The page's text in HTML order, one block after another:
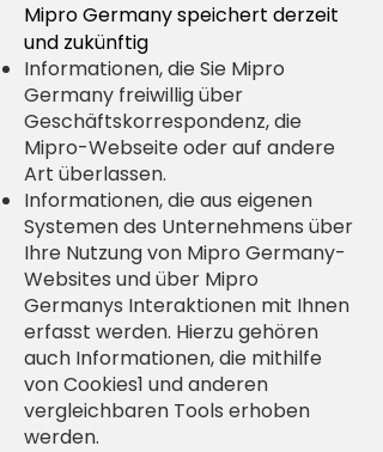
Mipro Germany speichert derzeit
und zukünftig
Informationen, die Sie Mipro
Germany freiwillig über
Geschäftskorrespondenz, die
Mipro-Webseite oder auf andere
Art überlassen.
Informationen, die aus eigenen
Systemen des Unternehmens über
Ihre Nutzung von Mipro Germany-
Websites und über Mipro
Germanys Interaktionen mit Ihnen
erfasst werden. Hierzu gehören
auch Informationen, die mithilfe
von Cookies1 und anderen
vergleichbaren Tools erhoben
werden.